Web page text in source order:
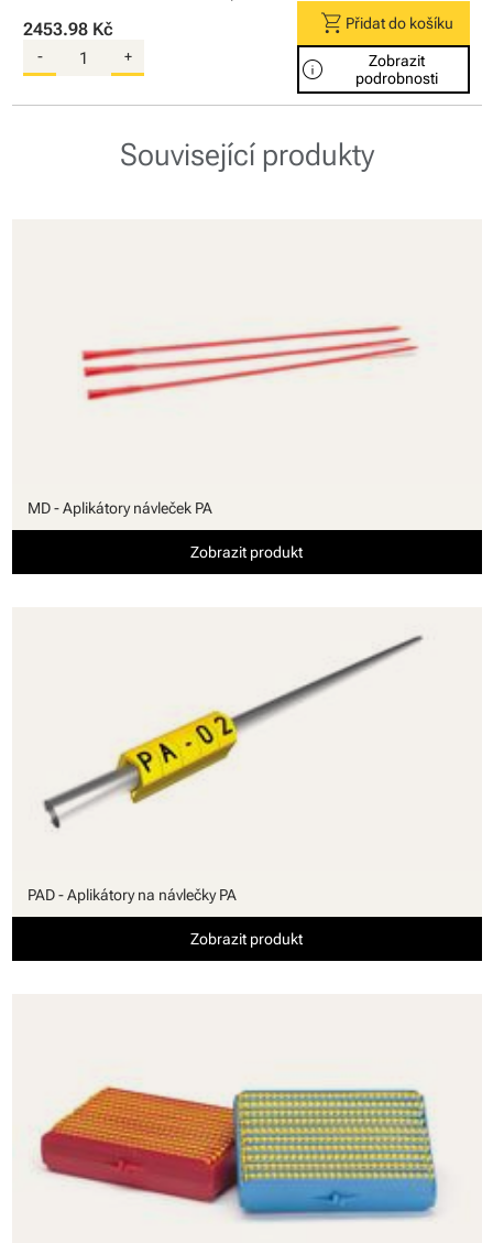
2453.98 Kč
- +
shopping_cart Přidat do košíku
info
Zobrazit
podrobnosti
Související produkty
MD - Aplikátory návleček PA
Zobrazit produkt
PAD - Aplikátory na návlečky PA
Zobrazit produkt